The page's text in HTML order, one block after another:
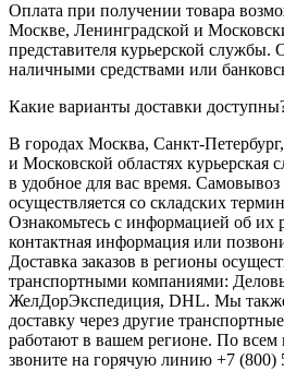
Оплата при получении товара
Москве, Ленинградской и
представителя курьерской службы.
наличными средствами или
Какие варианты доставки
В городах Москва, Санкт-
и Московской областях курьерская
в удобное для вас время. Самовывоз
осуществляется со складских
Ознакомьтесь с информацией об их
контактная информация или
Доставка заказов в регионы
транспортными компаниями:
ЖелДорЭкспедиция, DHL. Мы
доставку через другие
работают в вашем регионе. По всем
звоните на горячую линию +7 (800)